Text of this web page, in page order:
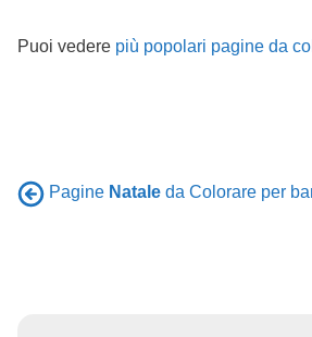
Puoi vedere più popolari pagine da
Pagine Natale da Colorare per